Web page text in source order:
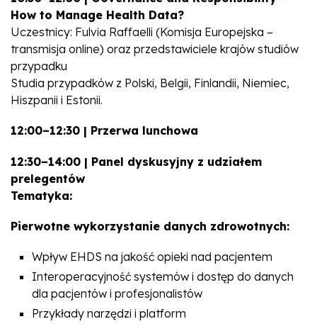
How to Manage Health Data?
Uczestnicy: Fulvia Raffaelli (Komisja Europejska –
transmisja online) oraz przedstawiciele krajów studiów
przypadku
Studia przypadków z Polski, Belgii, Finlandii, Niemiec,
Hiszpanii i Estonii.
12:00–12:30 | Przerwa lunchowa
12:30–14:00 | Panel dyskusyjny z udziałem
prelegentów
Tematyka:
Pierwotne wykorzystanie danych zdrowotnych:
Wpływ EHDS na jakość opieki nad pacjentem
Interoperacyjność systemów i dostęp do danych
dla pacjentów i profesjonalistów
Przykłady narzędzi i platform